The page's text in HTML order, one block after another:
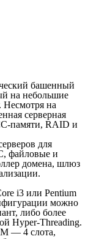
башенный
на небольшие
на
серверная
памяти, RAID и
для
файловые и
домена, шлюз
i3 или Pentium
можно
либо более
Hyper-Threading.
— 4 слота,